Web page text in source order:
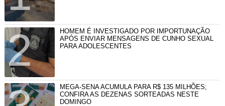
HOMEM É INVESTIGADO POR IMPORTUNAÇÃO
APÓS ENVIAR MENSAGENS DE CUNHO SEXUAL
PARA ADOLESCENTES
MEGA-SENA ACUMULA PARA R$ 135 MILHÕES;
CONFIRA AS DEZENAS SORTEADAS NESTE
DOMINGO